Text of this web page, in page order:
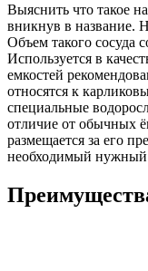
Выяснить что такое
вникнув в название.
Объем такого сосуда
Используется в
емкостей
относятся к
специальные
отличие от обычных
размещается за его
необходимый нужный